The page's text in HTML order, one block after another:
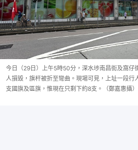
今日（29日）上午5時50分，深水埗南昌街及窩仔
人損毀，旗杆被折至彎曲。現場可見，上址一段行
支國旗及區旗，惟現在只剩下約8支。（鄭嘉惠攝）